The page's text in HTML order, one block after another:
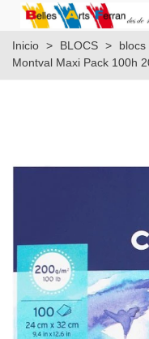
Inicio > BLOCS > blocs
Montval Maxi Pack 100h